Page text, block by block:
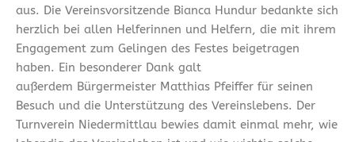
aus. Die Vereinsvorsitzende Bianca Hundur bedankte sich
herzlich bei allen Helferinnen und Helfern, die mit ihrem
Engagement zum Gelingen des Festes beigetragen
haben. Ein besonderer Dank galt
außerdem Bürgermeister Matthias Pfeiffer für seinen
Besuch und die Unterstützung des Vereinslebens. Der
Turnverein Niedermittlau bewies damit einmal mehr, wie